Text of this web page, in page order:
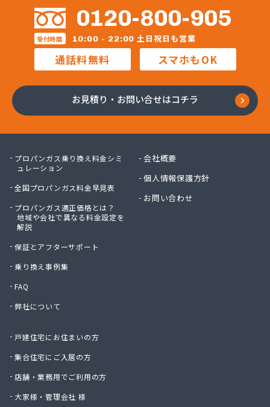
株式会社松山商店
株式会社新光
株式会社新光機器
株式会社進 藤
株式会社杉石油
株式会社西田商会
株式会社大栄産業
株式会社大同商会
株式会社大路商会
株式会社筑豊産業
株式会社筑豊商会 筑豊支店
株式会社筑豊商会 飯塚出張所
株式会社筑邦プロパン
株式会社椎山住宅設備
株式会社那須商店
株式会社日通プロパン 直方営業所
株式会社冨永商店
株式会社浮羽日石岩佐石油店
株式会社北九州ガス燃料
0120-800-905
受付時間 10:00 - 22:00 土日祝日も営業
通話料無料 スマホもOK
お見積り・お問い合せはコチラ
プロパンガス乗り換え料金シミ
ュレーション
全国プロパンガス料金早見表
プロパンガス適正価格とは？
地域や会社で異なる料金設定を
解説
保証とアフターサポート
乗り換え事例集
FAQ
弊社について
戸建住宅にお住まいの方
集合住宅にご入居の方
店舗・業務用でご利用の方
大家様・管理会社 様
会社概要
個人情報保護方針
お問い合わせ